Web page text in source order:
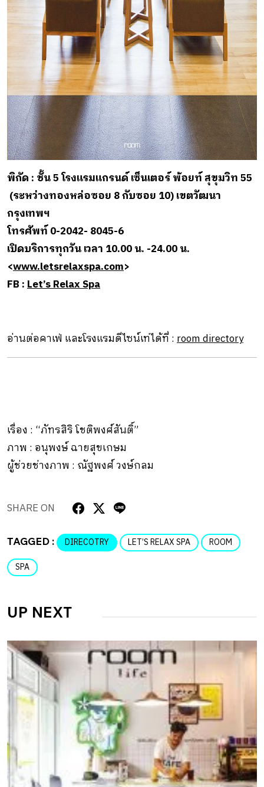
พิกัด : ชั้น 5 โรงแรมแกรนด์ เซ็นเตอร์ พ้อยท์ สุขุมวิท 55
(ระหว่างทองหล่อซอย 8 กับซอย 10) เขตวัฒนา
กรุงเทพฯ
โทรศัพท์ 0-2042- 8045-6
เปิดบริการทุกวัน เวลา 10.00 น. -24.00 น.
<www.letsrelaxspa.com>
FB :Let’s Relax Spa
อ่านต่อคาเฟ่ และโรงแรมดีไซน์เท่ได้ที่ : room directory
เรื่อง : “ภัทรสิริ โชติพงศ์สันติ์”
ภาพ : อนุพงษ์ ฉายสุขเกษม
ผู้ช่วยช่างภาพ : ณัฐพงศ์ วงษ์กลม
SHARE ON
TAGGED : DIRECOTRY LET’S RELAX SPA
ROOM
SPA
UP NEXT